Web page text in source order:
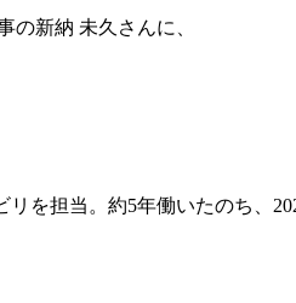
の新納 未久さんに、
を担当。約5年働いたのち、